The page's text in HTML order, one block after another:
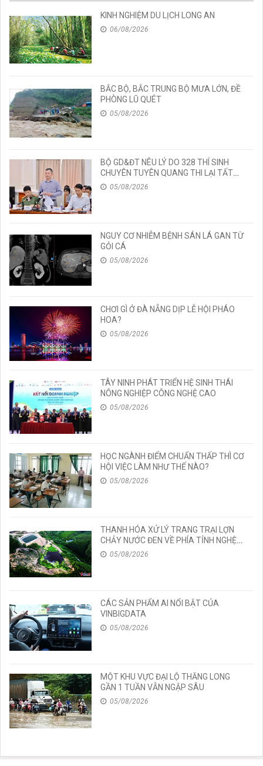
KINH NGHIỆM DU LỊCH LONG AN
06/08/2026
BẮC BỘ, BẮC TRUNG BỘ MƯA LỚN, ĐỀ
PHÒNG LŨ QUÉT
05/08/2026
BỘ GD&ĐT NÊU LÝ DO 328 THÍ SINH
CHUYÊN TUYÊN QUANG THI LẠI TẤT
CẢ CÁC MÔN TỐT NGHIỆP
05/08/2026
NGUY CƠ NHIỄM BỆNH SÁN LÁ GAN TỪ
GỎI CÁ
05/08/2026
CHƠI GÌ Ở ĐÀ NẴNG DỊP LỄ HỘI PHÁO
HOA?
05/08/2026
TÂY NINH PHÁT TRIỂN HỆ SINH THÁI
NÔNG NGHIỆP CÔNG NGHỆ CAO
05/08/2026
HỌC NGÀNH ĐIỂM CHUẨN THẤP THÌ CƠ
HỘI VIỆC LÀM NHƯ THẾ NÀO?
05/08/2026
THANH HÓA XỬ LÝ TRANG TRẠI LỢN
CHẢY NƯỚC ĐEN VỀ PHÍA TỈNH NGHỆ
AN05/08/2026
CÁC SẢN PHẨM AI NỔI BẬT CỦA
VINBIGDATA
05/08/2026
MỘT KHU VỰC ĐẠI LỘ THĂNG LONG
GẦN 1 TUẦN VẪN NGẬP SÂU
05/08/2026